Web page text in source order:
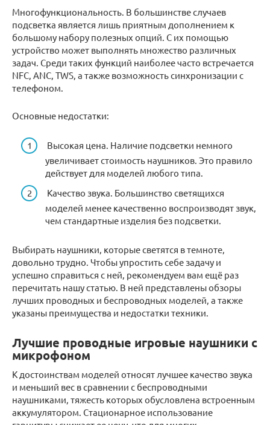
Многофункциональность. В большинстве случаев
подсветка является лишь приятным дополнением к
большому набору полезных опций. С их помощью
устройство может выполнять множество различных
задач. Среди таких функций наиболее часто встречается
NFC, ANC, TWS, а также возможность синхронизации с
телефоном.
Основные недостатки:
Высокая цена. Наличие подсветки немного
увеличивает стоимость наушников. Это правило
действует для моделей любого типа.
Качество звука. Большинство светящихся
моделей менее качественно воспроизводят звук,
чем стандартные изделия без подсветки.
Выбирать наушники, которые светятся в темноте,
довольно трудно. Чтобы упростить себе задачу и
успешно справиться с ней, рекомендуем вам ещё раз
перечитать нашу статью. В ней представлены обзоры
лучших проводных и беспроводных моделей, а также
указаны преимущества и недостатки техники.
Лучшие проводные игровые наушники с
микрофоном
К достоинствам моделей относят лучшее качество звука
и меньший вес в сравнении с беспроводными
наушниками, тяжесть которых обусловлена встроенным
аккумулятором. Стационарное использование